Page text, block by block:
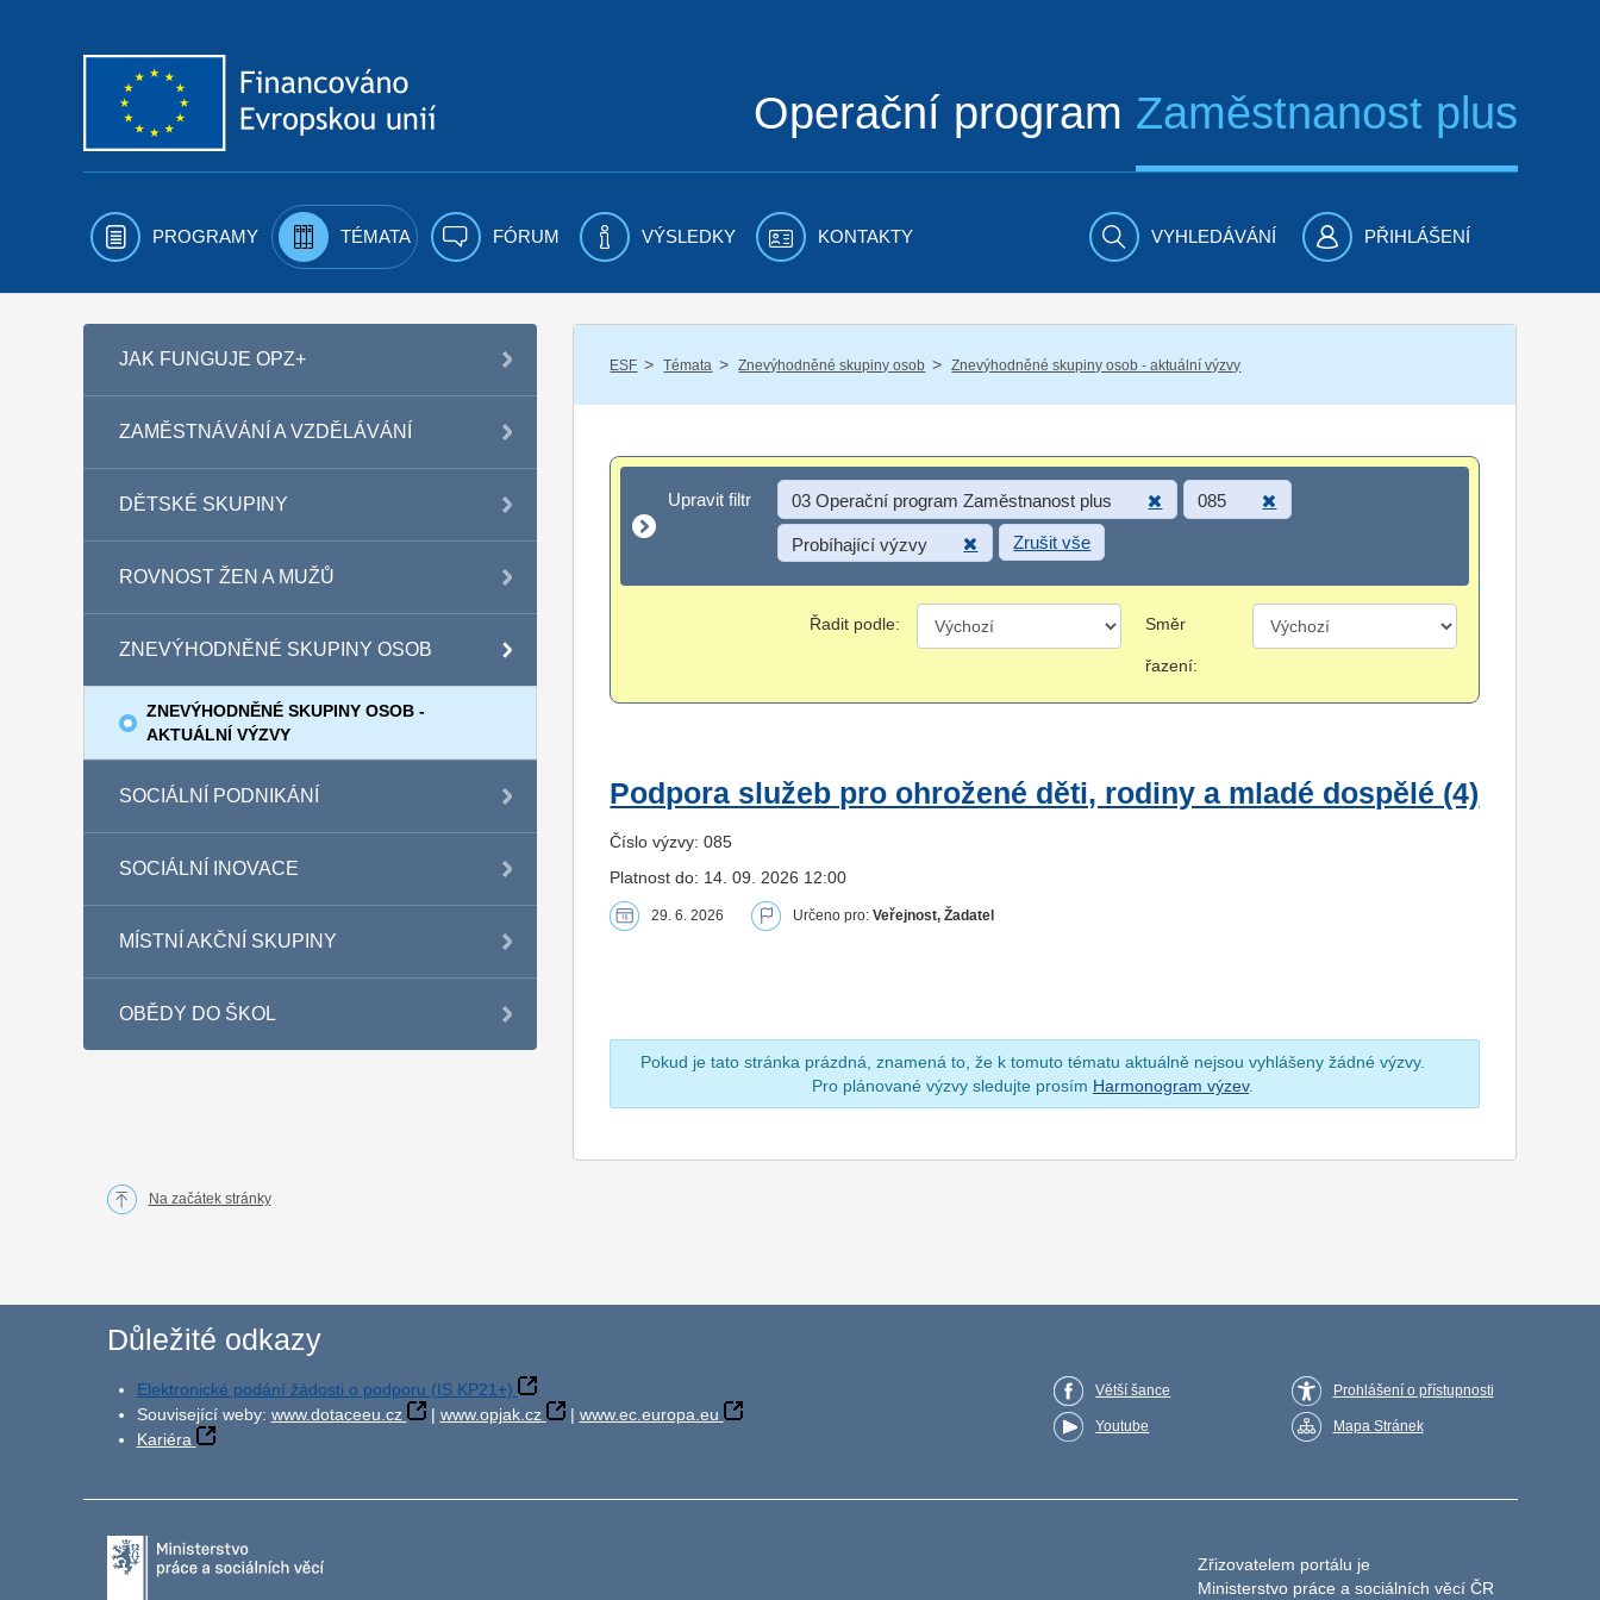
Operační program Zaměstnanost plus
PROGRAMY TÉMATA FÓRUM VÝSLEDKY KONTAKTY VYHLEDÁVÁNÍ PŘIHLÁŠENÍ
JAK FUNGUJE OPZ+
ZAMĚSTNÁVÁNÍ A VZDĚLÁVÁNÍ
DĚTSKÉ SKUPINY
ROVNOST ŽEN A MUŽŮ
ZNEVÝHODNĚNÉ SKUPINY OSOB
ZNEVÝHODNĚNÉ SKUPINY OSOB -
AKTUÁLNÍ VÝZVY
SOCIÁLNÍ PODNIKÁNÍ
SOCIÁLNÍ INOVACE
MÍSTNÍ AKČNÍ SKUPINY
OBĚDY DO ŠKOL
ESF / Témata / Znevýhodněné skupiny osob / Znevýhodněné skupiny osob - aktuální výzvy
Upravit filtr
Upravit filtr 03 Operační program Zaměstnanost plus 085
Probíhající výzvy Zrušit vše
Řadit podle: Směr
řazení:
Podpora služeb pro ohrožené děti, rodiny a mladé dospělé (4)
Číslo výzvy: 085
Platnost do: 14. 09. 2026 12:00
29. 6. 2026 Určeno pro:Veřejnost, Žadatel
Pokud je tato stránka prázdná, znamená to, že k tomuto tématu aktuálně nejsou vyhlášeny žádné výzvy.
Pro plánované výzvy sledujte prosím Harmonogram výzev.
Na začátek stránky
Důležité odkazy
Elektronické podání žádosti o podporu (IS KP21+)
Související weby: www.dotaceeu.cz | www.opjak.cz | www.ec.europa.eu
Kariéra
Větší šance
Youtube
Prohlášení o přístupnosti
Mapa Stránek
Zřizovatelem portálu je
Ministerstvo práce a sociálních věcí ČR